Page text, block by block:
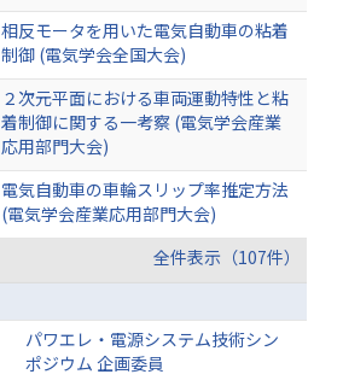
相反モータを用いた電気自動車の粘着
制御 (電気学会全国大会)
２次元平面における車両運動特性と粘
着制御に関する一考察 (電気学会産業
応用部門大会)
電気自動車の車輪スリップ率推定方法
(電気学会産業応用部門大会)
全件表示（107件）
パワエレ・電源システム技術シン
ポジウム 企画委員